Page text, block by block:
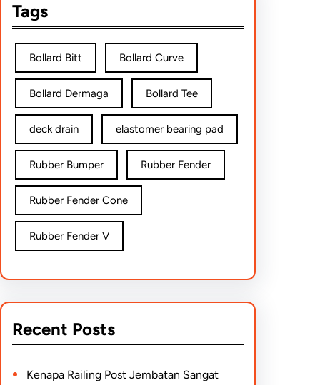
Tags
Bollard Bitt Bollard Curve
Bollard Dermaga Bollard Tee
deck drain elastomer bearing pad
Rubber Bumper Rubber Fender
Rubber Fender Cone
Rubber Fender V
Recent Posts
Kenapa Railing Post Jembatan Sangat